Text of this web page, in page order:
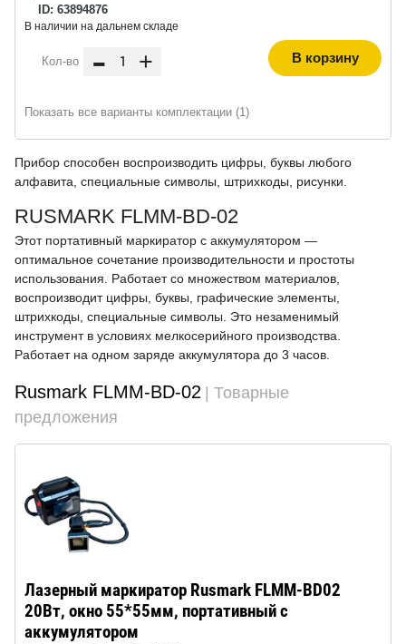
ID: 63894876
В наличии на дальнем складе
Кол-во - + В корзину
Показать все варианты комплектации (1)
Прибор способен воспроизводить цифры, буквы любого
алфавита, специальные символы, штрихкоды, рисунки.
RUSMARK FLMM-BD-02
Этот портативный маркиратор с аккумулятором —
оптимальное сочетание производительности и простоты
использования. Работает со множеством материалов,
воспроизводит цифры, буквы, графические элементы,
штрихкоды, специальные символы. Это незаменимый
инструмент в условиях мелкосерийного производства.
Работает на одном заряде аккумулятора до 3 часов.
Rusmark FLMM-BD-02
| Товарные
предложения
Лазерный маркиратор Rusmark FLMM-BD02
20Вт, окно 55*55мм, портативный с
аккумулятором